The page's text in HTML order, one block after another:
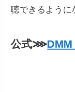
聴できるように
公式⋙